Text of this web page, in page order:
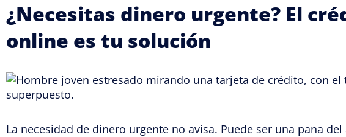
¿Necesitas dinero urgente? El
online es tu solución
La necesidad de dinero urgente no avisa. Puede ser una pana